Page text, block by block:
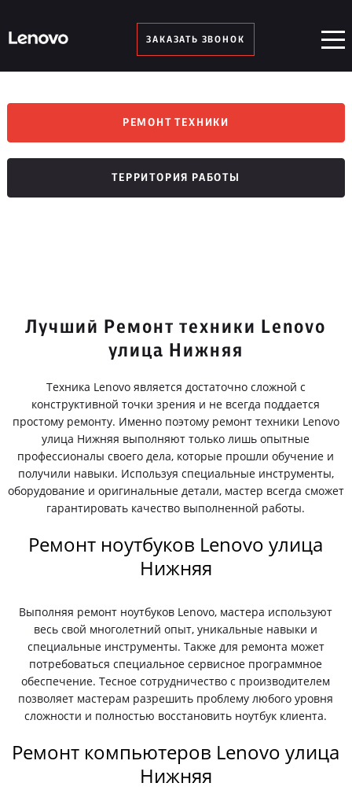
ЗАКАЗАТЬ ЗВОНОК
РЕМОНТ ТЕХНИКИ
ТЕРРИТОРИЯ РАБОТЫ
Лучший Ремонт техники Lenovo
улица Нижняя
Техника Lenovo является достаточно сложной с
конструктивной точки зрения и не всегда поддается
простому ремонту. Именно поэтому ремонт техники Lenovo
улица Нижняя выполняют только лишь опытные
профессионалы своего дела, которые прошли обучение и
получили навыки. Используя специальные инструменты,
оборудование и оригинальные детали, мастер всегда сможет
гарантировать качество выполненной работы.
Ремонт ноутбуков Lenovo улица
Нижняя
Выполняя ремонт ноутбуков Lenovo, мастера используют
весь свой многолетний опыт, уникальные навыки и
специальные инструменты. Также для ремонта может
потребоваться специальное сервисное программное
обеспечение. Тесное сотрудничество с производителем
позволяет мастерам разрешить проблему любого уровня
сложности и полностью восстановить ноутбук клиента.
Ремонт компьютеров Lenovo улица
Нижняя